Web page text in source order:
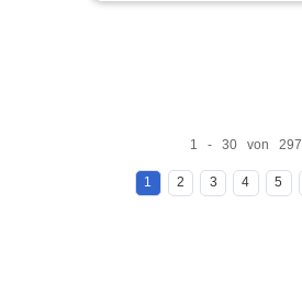
1 - 30 von 297
1 2 3 4 5